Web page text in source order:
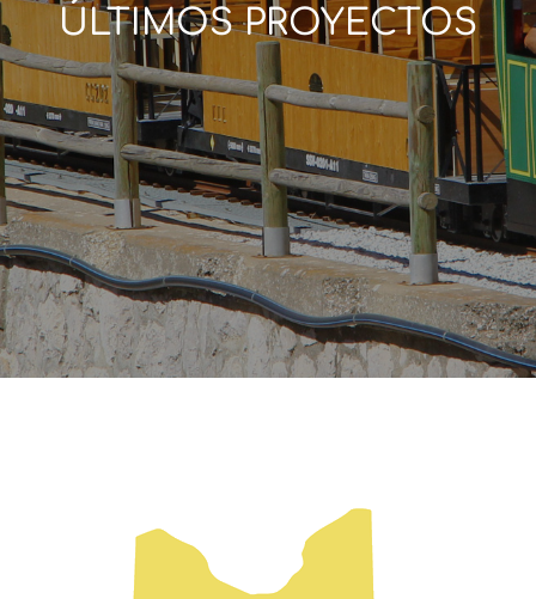
ÚLTIMOS PROYECTOS